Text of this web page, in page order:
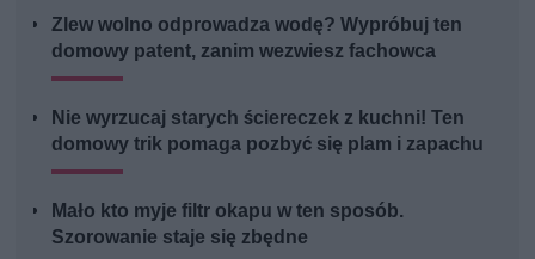
Zlew wolno odprowadza wodę? Wypróbuj ten
domowy patent, zanim wezwiesz fachowca
Nie wyrzucaj starych ściereczek z kuchni! Ten
domowy trik pomaga pozbyć się plam i zapachu
Mało kto myje filtr okapu w ten sposób.
Szorowanie staje się zbędne